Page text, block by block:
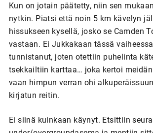
Kun on jotain päätetty, niin sen
nytkin. Piatsi että noin 5 km kävelyn
hissukseen kysellä, josko se Camden
vastaan. Ei Jukkakaan tässä
tunnistanut, joten otettiin puhelinta
tsekkailtiin karttaa… joka kertoi
vaan himpun verran ohi
kirjatun reitin.
Ei siinä kuinkaan käynyt. Etsittiin